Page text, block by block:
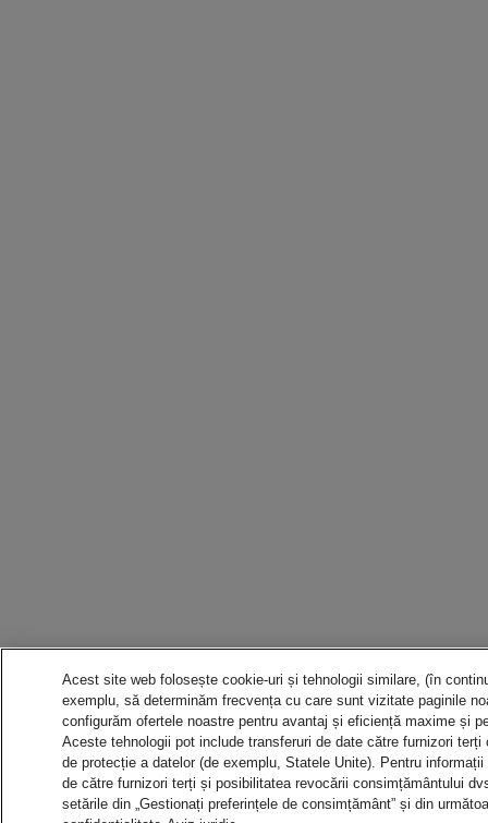
Acest site web folosește cookie-uri și tehnologii similare, (în
exemplu, să determinăm frecvența cu care sunt vizitate paginile
configurăm ofertele noastre pentru avantaj și eficiență maxime și
Aceste tehnologii pot include transferuri de date către furnizori
de protecție a datelor (de exemplu, Statele Unite). Pentru
de către furnizori terți și posibilitatea revocării consimțământului
setările din „Gestionați preferințele de consimțământ” și din